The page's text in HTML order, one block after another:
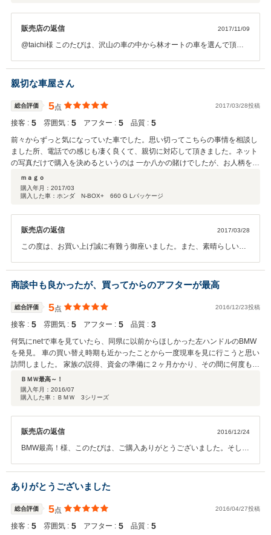
販売店の返信 2017/11/09
@taichi様 このたびは、沢山の車の中から林オートの車を選んで頂き
ん光栄です。お客様に喜んで頂くのが一番です。これからもスタッフ
一同、気を引き締めて頑張って参ります。またの機会有りましたら、
宜しくお願い致します。(^_^)
親切な車屋さん
総合評価 5点 2017/03/28投稿
接客 : 5 雰囲気 : 5 アフター : 5 品質 : 5
前々からずっと気になっていた車でした。思い切ってこちらの事情を相談し
ました所、電話での感じも凄く良くて、親切に対応して頂きました。ネット
の写真だけで購入を決めるというのは 一か八かの賭けでしたが、お人柄を信
じ、購入に至りました。 購入を決めてから ドライブがてら現物を見に行っ
て 社長さまにもご挨拶が出来た事はとても良かったです。購入する車も偽り
なく素晴らしい車でした。待ちに待った納車の日もとてもお天気に恵まれて
来ると思います。
ｍａｇｏ
購入年月： 2017/03
購入した車：ホンダ N-BOX+ 660 G Lパッケージ
販売店の返信 2017/03/28
この度は、お買い上げ誠に有難う御座いました。また、素晴らしい評
一番です。新しい車でのカーライフを楽しんで下さい。有難うござい
ました。
商談中も良かったが、買ってからのアフターが最高
総合評価 5点 2016/12/23投稿
接客 : 5 雰囲気 : 5 アフター : 5 品質 : 3
何気にnetで車を見ていたら、同県に以前からほしかった左ハンドルのBMW
を発見。 車の買い替え時期も近かったことから一度現車を見に行こうと思い
訪問しました。 家族の説得、資金の準備に２ヶ月かかり、その間に何度も訪
問して、購入したい意向を伝えると、きちんと待っていただけました。 やは
り輸入車の中古車なので色々と不安があり、購入前に少し失礼とは思いまし
たが、保証の件や、納車の点検など、色々細かく質問しましたが、納得でき
ただいたり、ちょっとした部品を手配いただいたりと、本当に助かっていま
す。 ただし、車は保障期間が一ヶ月だったため、購入後一ヶ月過ぎた頃から
応いただいています。 中古車購入は「自分の予算で自分の好みにどれだけ近
いものが入手できるか」と、「購入後も信頼してお付き合いができるお店に
出会えるか」だと思う。 今回、同じ県内で林オートさんと出会えたことは本
当に良かったと思う。 今後もなにとぞよろしくお願いします。
ＢＭＷ最高～！
購入年月： 2016/07
購入した車：ＢＭＷ 3シリーズ
販売店の返信 2016/12/24
BMW最高！様、このたびは、ご購入ありがとうございました。そし
フ一同、お客様に喜んで頂ける仕事が出来るように日々、精進して参
ります。こちらこそ今後とも宜しくお願い致します。有り難う御座い
ました。
ありがとうございました
総合評価 5点 2016/04/27投稿
接客 : 5 雰囲気 : 5 アフター : 5 品質 : 5